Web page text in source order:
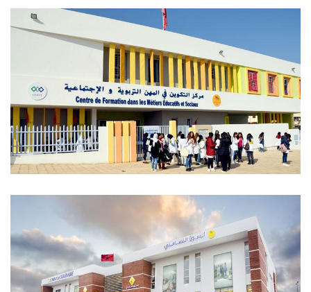
مركز التكوين في مهن السيارات بير
رامي ـ القنيطرة
مركز التكوين في المهن التربوية
والاجتماعية يعقوب المنصور الرباط